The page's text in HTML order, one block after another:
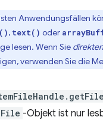
Anwendungsfällen
, text() oder
lesen. Wenn Sie
verwenden Sie die
File -Objekt ist nur